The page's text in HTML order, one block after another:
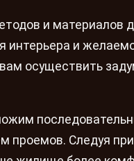
и материалов
интерьера и
осуществить
проемов. Следуя